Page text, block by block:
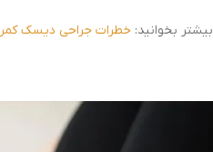
بیشتر بخوانید: خطرات جراحی دیسک کمر